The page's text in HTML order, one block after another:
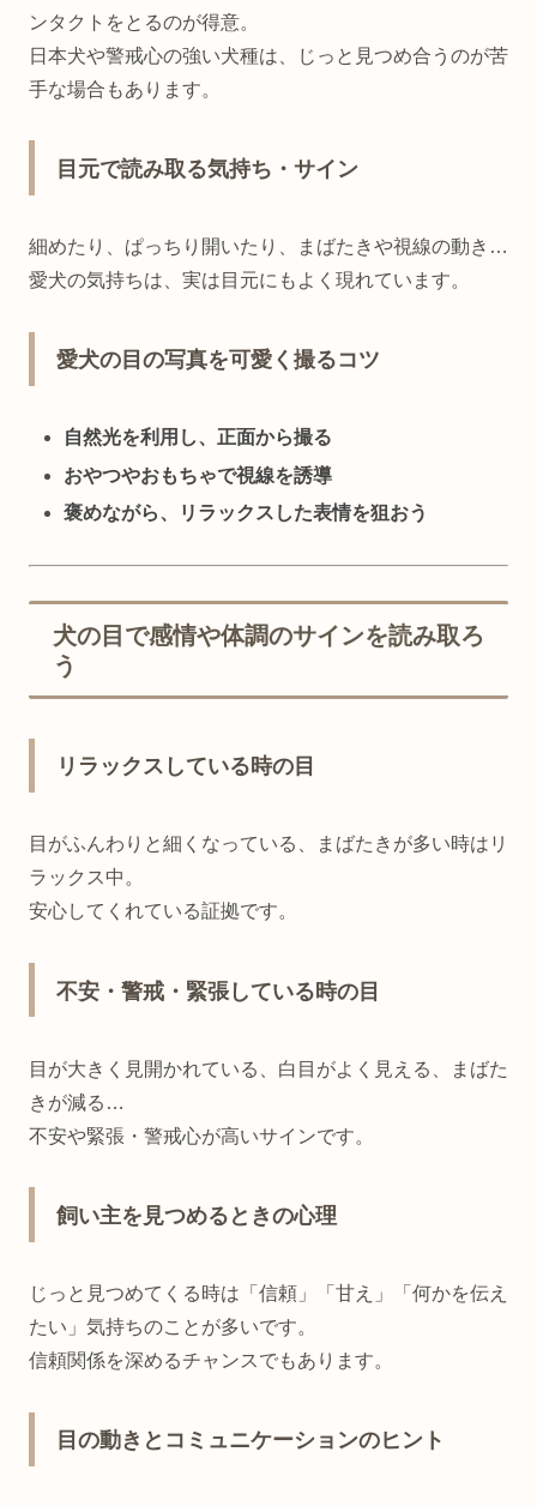
ンタクトをとるのが得意。
日本犬や警戒心の強い犬種は、じっと見つめ合うのが苦
手な場合もあります。
目元で読み取る気持ち・サイン
細めたり、ぱっちり開いたり、まばたきや視線の動き…
愛犬の気持ちは、実は目元にもよく現れています。
愛犬の目の写真を可愛く撮るコツ
自然光を利用し、正面から撮る
おやつやおもちゃで視線を誘導
褒めながら、リラックスした表情を狙おう
犬の目で感情や体調のサインを読み取ろ
う
リラックスしている時の目
目がふんわりと細くなっている、まばたきが多い時はリ
ラックス中。
安心してくれている証拠です。
不安・警戒・緊張している時の目
目が大きく見開かれている、白目がよく見える、まばた
きが減る…
不安や緊張・警戒心が高いサインです。
飼い主を見つめるときの心理
じっと見つめてくる時は「信頼」「甘え」「何かを伝え
たい」気持ちのことが多いです。
信頼関係を深めるチャンスでもあります。
目の動きとコミュニケーションのヒント